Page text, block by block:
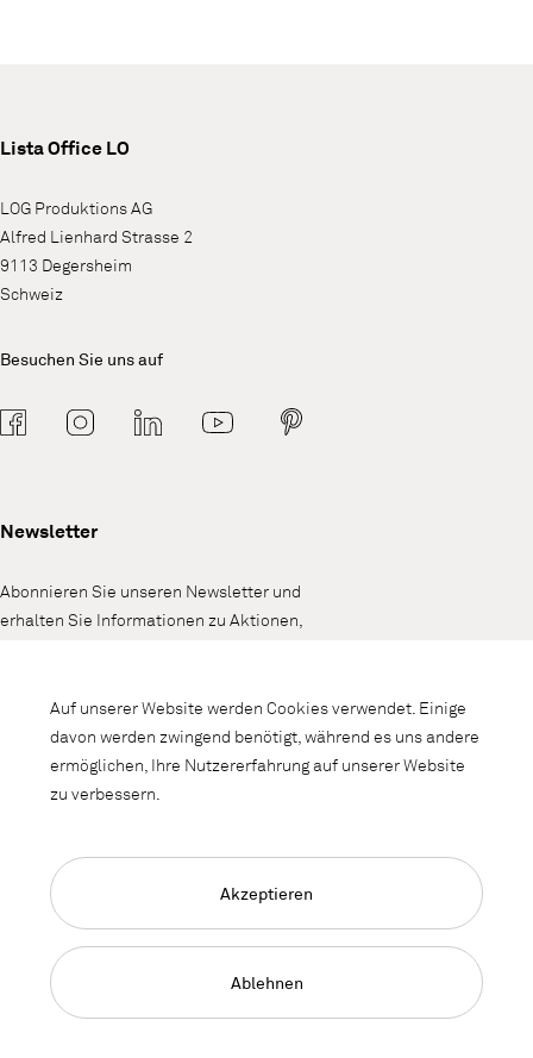
Lista Office LO
LOG Produktions AG
Alfred Lienhard Strasse 2
9113 Degersheim
Schweiz
Besuchen Sie uns auf
Newsletter
Abonnieren Sie unseren Newsletter und
erhalten Sie Informationen zu Aktionen,
Language Navigation
Deutsch
Impressum AGB
Auf unserer Website werden Cookies verwendet. Einige
davon werden zwingend benötigt, während es uns andere
ermöglichen, Ihre Nutzererfahrung auf unserer Website
zu verbessern.
Ablehnen
Akzeptieren